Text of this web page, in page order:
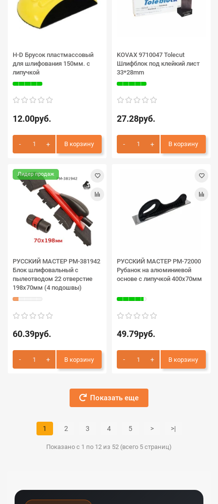
H-D Брусок пластмассовый
для шлифования 150мм. с
липучкой
12.00руб.
В корзину
KOVAX 9710047 Tolecut
Шлифблок под клейкий лист
33*28mm
27.28руб.
В корзину
Лидер продаж
РУССКИЙ МАСТЕР РМ-381942
Блок шлифовальный с
пылеотводом 22 отверстие
198х70мм (4 подошвы)
60.39руб.
В корзину
РУССКИЙ МАСТЕР РМ-72000
Рубанок на алюминиевой
основе с липучкой 400х70мм
49.79руб.
В корзину
Показать еще
1 2 3 4 5 > >|
Показано с 1 по 12 из 52 (всего 5 страниц)